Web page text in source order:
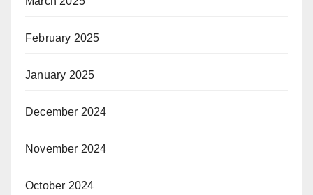
February 2025
January 2025
December 2024
November 2024
October 2024